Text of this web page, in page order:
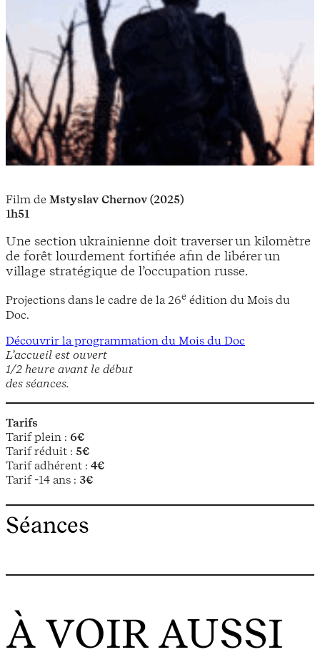
L’accueil est ouvert
1/2 heure avant le début
des séances.
Tarifs
Tarif plein : 6€
Tarif réduit : 5€
Tarif adhérent : 4€
Tarif -14 ans : 3€
Film de Mstyslav Chernov (2025)
1h51
Une section ukrainienne doit traverser un kilomètre
de forêt lourdement fortifiée afin de libérer un
village stratégique de l’occupation russe.
Projections dans le cadre de la 26e édition du Mois du
Doc.
Découvrir la programmation du Mois du Doc
Séances
À VOIR AUSSI